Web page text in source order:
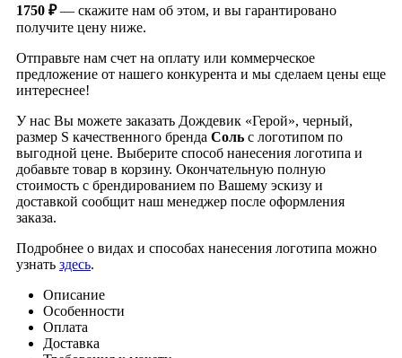
1750 ₽— скажите нам об этом, и вы гарантировано
получите цену ниже.
Отправьте нам счет на оплату или коммерческое
предложение от нашего конкурента и мы сделаем цены еще
интереснее!
У нас Вы можете заказать Дождевик «Герой», черный,
размер S качественного бренда Соль с логотипом по
выгодной цене. Выберите способ нанесения логотипа и
добавьте товар в корзину. Окончательную полную
стоимость с брендированием по Вашему эскизу и
доставкой сообщит наш менеджер после оформления
заказа.
Подробнее о видах и способах нанесения логотипа можно
узнать здесь.
Описание
Особенности
Оплата
Доставка